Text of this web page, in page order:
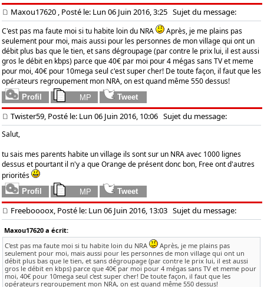
Maxou17620 , Posté le: Lun 06 Juin 2016, 3:25 Sujet du message:
C'est pas ma faute moi si tu habite loin du NRA
Après, je me plains pas
seulement pour moi, mais aussi pour les personnes de mon village qui ont un
débit plus bas que le tien, et sans dégroupage (par contre le prix lui, il est aussi
gros le débit en kbps) parce que 40€ par moi pour 4 mégas sans TV et meme
pour moi, 40€ pour 10mega seul c'est super cher! De toute façon, il faut que les
opérateurs regroupement mon NRA, on est quand même 550 dessus!
Twister59, Posté le: Lun 06 Juin 2016, 10:06 Sujet du message:
Salut,
tu sais mes parents habite un village ils sont sur un NRA avec 1000 lignes
dessus et pourtant il n'y a que Orange de présent donc bon, Free ont d'autres
priorités
Freeboooox, Posté le: Lun 06 Juin 2016, 13:03 Sujet du message:
Maxou17620 a écrit:
C'est pas ma faute moi si tu habite loin du NRA
Après, je me plains pas
seulement pour moi, mais aussi pour les personnes de mon village qui ont un
débit plus bas que le tien, et sans dégroupage (par contre le prix lui, il est aussi
gros le débit en kbps) parce que 40€ par moi pour 4 mégas sans TV et meme pour
moi, 40€ pour 10mega seul c'est super cher! De toute façon, il faut que les
opérateurs regroupement mon NRA, on est quand même 550 dessus!